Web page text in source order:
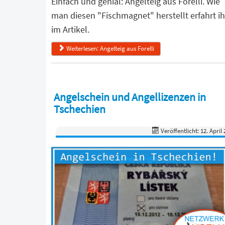
man diesen "Fischmagnet" herstellt erfahrt
im Artikel.
Weiterlesen: Angelteig aus Forelli
Angelschein und Angellizenzen in
Tschechien
Veröffentlicht: 12. April